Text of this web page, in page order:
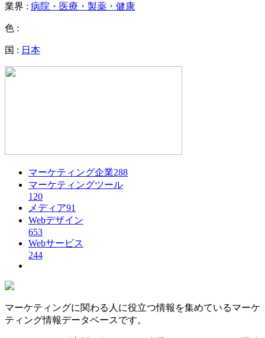
業界 : 病院・医療・製薬・健康
色 :
国 : 日本
マーケティング企業288
マーケティングツール
120
メディア91
Webデザイン
653
Webサービス
244
マーケティングに関わる人に役立つ情報を集めているマーケ
ティング情報データベースです。